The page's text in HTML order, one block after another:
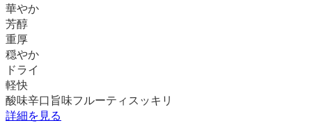
華やか
芳醇
重厚
穏やか
ドライ
軽快
酸味辛口 旨味フルーティ スッキリ
詳細を見る